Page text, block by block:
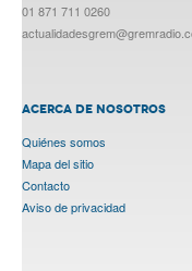
01 871 711 0260
ACERCA DE NOSOTROS
Quiénes somos
Mapa del sitio
Contacto
Aviso de privacidad